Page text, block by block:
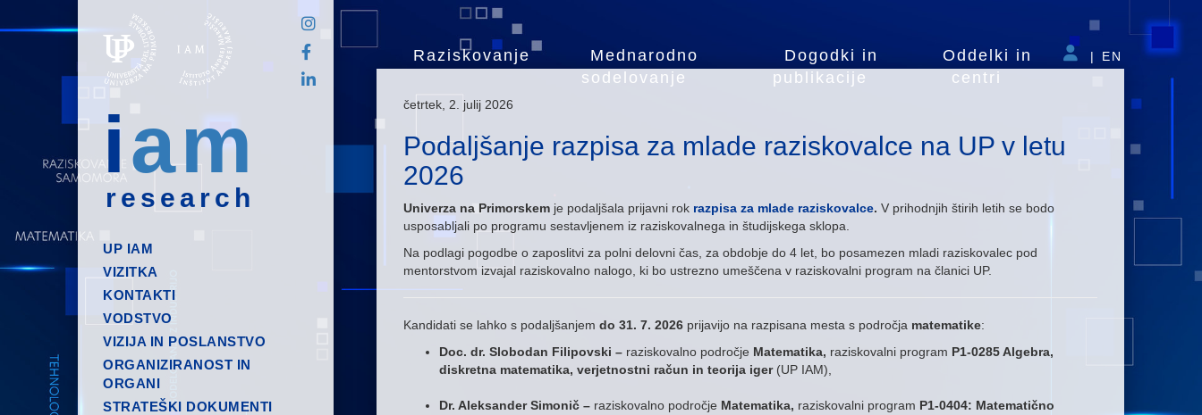
iam
research
Raziskovanje
Mednarodno
sodelovanje
Dogodki in
publikacije
Oddelki in
centri
| EN
UP IAM
VIZITKA
KONTAKTI
VODSTVO
VIZIJA IN POSLANSTVO
ORGANIZIRANOST IN
ORGANI
STRATEŠKI DOKUMENTI
četrtek, 2. julij 2026
Podaljšanje razpisa za mlade raziskovalce na UP v letu
2026
Univerza na Primorskem je podaljšala prijavni rok razpisa za mlade raziskovalce. V prihodnjih štirih letih se bodo
usposabljali po programu sestavljenem iz raziskovalnega in študijskega sklopa.
Na podlagi pogodbe o zaposlitvi za polni delovni čas, za obdobje do 4 let, bo posamezen mladi raziskovalec pod
mentorstvom izvajal raziskovalno nalogo, ki bo ustrezno umeščena v raziskovalni program na članici UP.
Kandidati se lahko s podaljšanjem do 31. 7. 2026 prijavijo na razpisana mesta s področja matematike:
Doc. dr. Slobodan Filipovski – raziskovalno področje Matematika, raziskovalni program P1-0285 Algebra,
diskretna matematika, verjetnostni račun in teorija iger (UP IAM),
Dr. Aleksander Simonič – raziskovalno področje Matematika, raziskovalni program P1-0404: Matematično